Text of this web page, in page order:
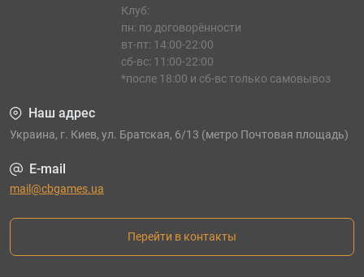
Клуб:
пн: по договорённости
вт-пт: 14:00-22:00
сб-вс: 11:00-22:00
*после 18:00 и сб-вс только самовывоз
Наш адрес
Украина, г. Киев, ул. Братская, 6/13 (метро Почтовая площадь)
E-mail
mail@cbgames.ua
Перейти в контакты